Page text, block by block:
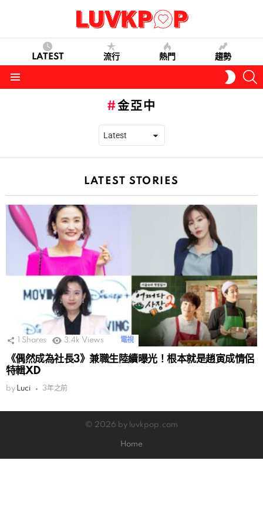
LATEST 流行 熱門 趨勢
SKIN
金亞中
LATEST STORIES
Shares 3.4k Views 電視
《偶然成為社長3》兼職生陸續曝光！根本就是趙寅成情侶
特輯XD
by Luci 3年之前
© 2026 by luvkpop.com
Home